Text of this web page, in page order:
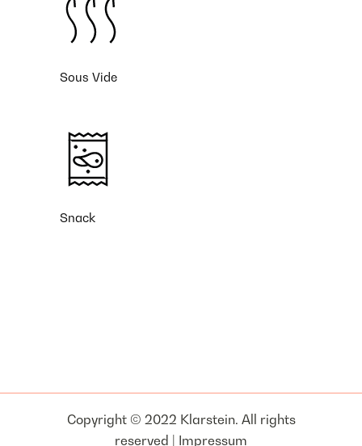
Sous Vide
Snack
Copyright © 2022 Klarstein. All rights
reserved | Impressum